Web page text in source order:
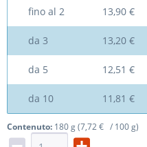
fino al 2 13,90 €
da 3 13,20 €
da 5 12,51 €
da 10 11,81 €
Contenuto: 180 g (7,72 € / 100 g)